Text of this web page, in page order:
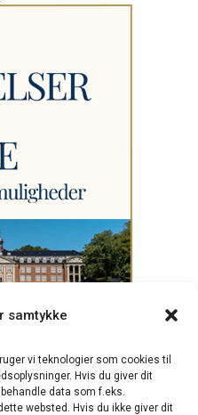
samtykke
vi teknologier som cookies til
Hvis du giver dit
data som f.eks.
websted. Hvis du ikke giver dit